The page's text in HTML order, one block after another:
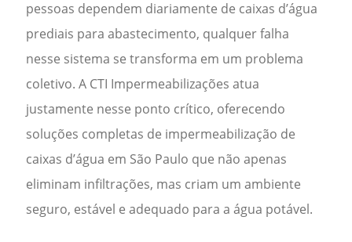
pessoas dependem diariamente de caixas d’água
prediais para abastecimento, qualquer falha
nesse sistema se transforma em um problema
coletivo. A CTI Impermeabilizações atua
justamente nesse ponto crítico, oferecendo
soluções completas de impermeabilização de
caixas d’água em São Paulo que não apenas
eliminam infiltrações, mas criam um ambiente
seguro, estável e adequado para a água potável.